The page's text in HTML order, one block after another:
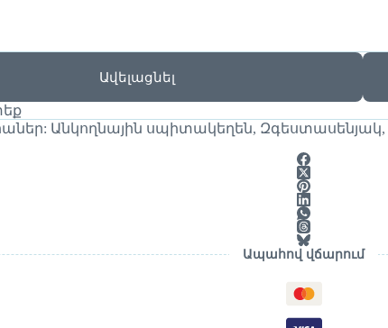
Ավելացնել
Անկողնային սպիտակեղեն, Զգեստասենյակ,
Ապահով վճարում